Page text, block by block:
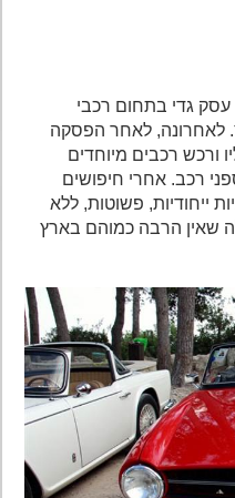
גדי בתחום רכבי
לאחרונה, לאחר הפסקה
רכבים מיוחדים
רכב. אחרי חיפושים
פשוטות, ללא
הרבה כמוהם בארץ